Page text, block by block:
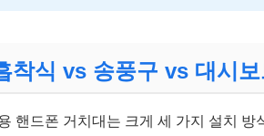
착식 vs 송풍구 vs 대시
핸드폰 거치대는 크게 세 가지 설치